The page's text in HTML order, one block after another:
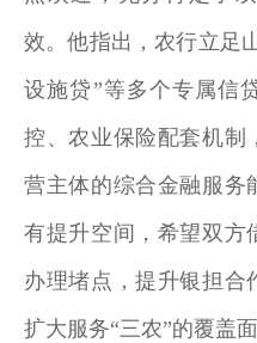
效。他指出，农行立足
设施贷”等多个专属信
控、农业保险配套机制
营主体的综合金融服务
有提升空间，希望双方
办理堵点，提升银担合
扩大服务“三农”的覆盖面